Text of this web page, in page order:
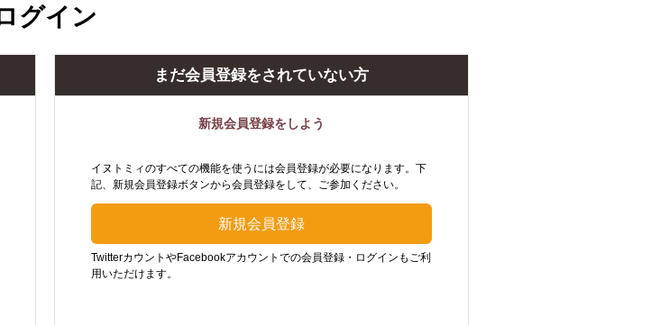
グイン
まだ会員登録をされていない方
新規会員登録をしよう
イヌトミィのすべての機能を使うには会員登録が必要になります。下
記、新規会員登録ボタンから会員登録をして、ご参加ください。
TwitterカウントやFacebookアカウントでの会員登録・ログインもご利
用いただけます。